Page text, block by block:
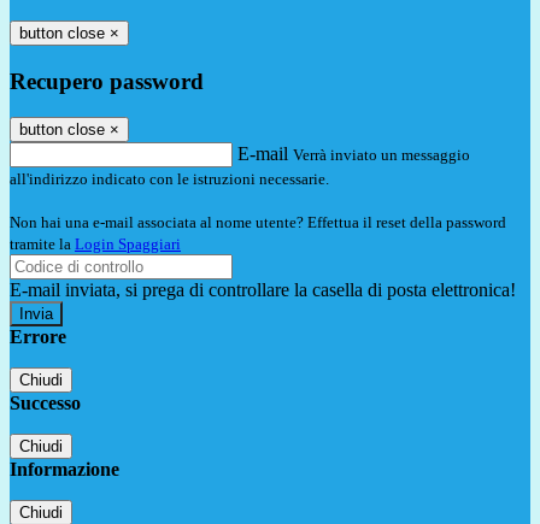
button close ×
Recupero password
button close ×
E-mail Verrà inviato un messaggio
all'indirizzo indicato con le istruzioni necessarie.
Non hai una e-mail associata al nome utente? Effettua il reset della password
tramite la Login Spaggiari
E-mail inviata, si prega di controllare la casella di posta elettronica!
Errore
Chiudi
Successo
Chiudi
Informazione
Chiudi